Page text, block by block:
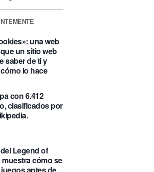
una web
un sitio web
saber de ti y
lo hace
con 6.412
clasificados por
Legend of
cómo se